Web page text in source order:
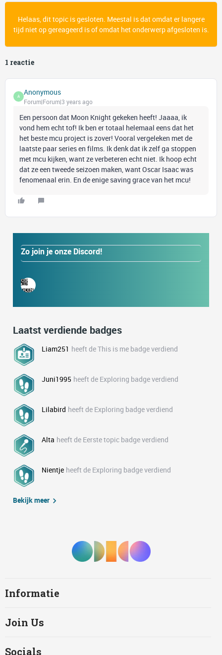
Helaas, dit topic is gesloten. Meestal is dat omdat er langere
tijd niet op gereageerd is of omdat het onderwerp afgesloten is.
1 reactie
A Anonymous
Forum|Forum|3 years ago
Een persoon dat Moon Knight gekeken heeft! Jaaaa, ik
vond hem echt tof! Ik ben er totaal helemaal eens dat het
het beste mcu project is zover! Vooral vergeleken met de
laatste paar series en films. Ik denk dat ik zelf ga stoppen
met mcu kijken, want ze verbeteren echt niet. Ik hoop echt
dat ze een tweede seizoen maken, want Oscar Isaac was
fenomenaal erin. En de enige saving grace van het mcu!
Zo join je onze Discord!
Laatst verdiende badges
Liam251 heeft de This is me badge verdiend
Juni1995 heeft de Exploring badge verdiend
Lilabird heeft de Exploring badge verdiend
Alta heeft de Eerste topic badge verdiend
Nientje heeft de Exploring badge verdiend
Bekijk meer
Informatie
Join Us
Socials